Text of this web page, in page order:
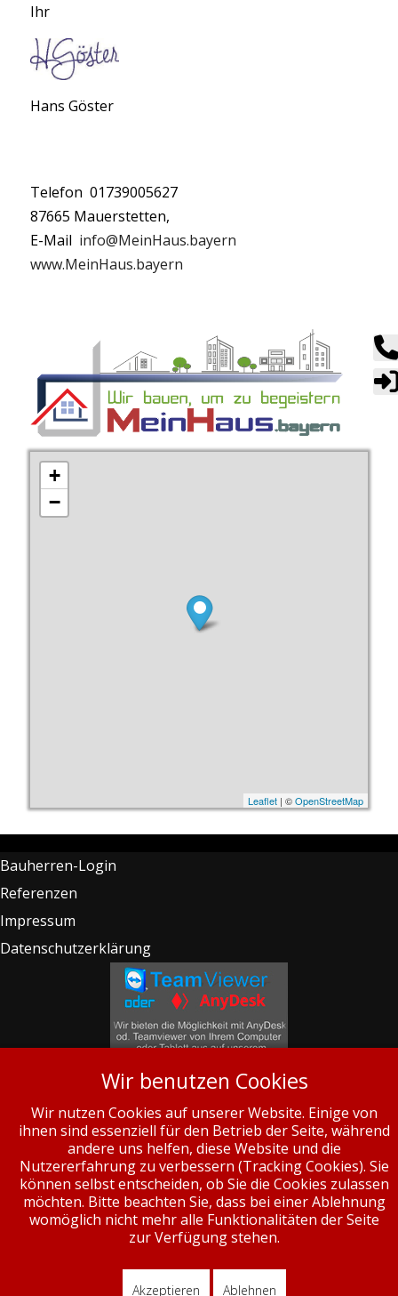
Ihr
Hans Göster
Telefon 01739005627
87665 Mauerstetten,
E-Mail info@MeinHaus.bayern
www.MeinHaus.bayern
+
−
Leaflet| ©OpenStreetMap
Bauherren-Login
Referenzen
Impressum
Datenschutzerklärung
MeinHaus.bayern
Reutwaldstr. 1a
87665 Mauerstetten
Telefon: 0173 - 900 56 27
E-Mail:info@MeinHaus.bayern
Wir benutzen Cookies
Wir nutzen Cookies auf unserer Website. Einige von
ihnen sind essenziell für den Betrieb der Seite, während
andere uns helfen, diese Website und die
Nutzererfahrung zu verbessern (Tracking Cookies). Sie
können selbst entscheiden, ob Sie die Cookies zulassen
möchten. Bitte beachten Sie, dass bei einer Ablehnung
womöglich nicht mehr alle Funktionalitäten der Seite
zur Verfügung stehen.
Akzeptieren Ablehnen